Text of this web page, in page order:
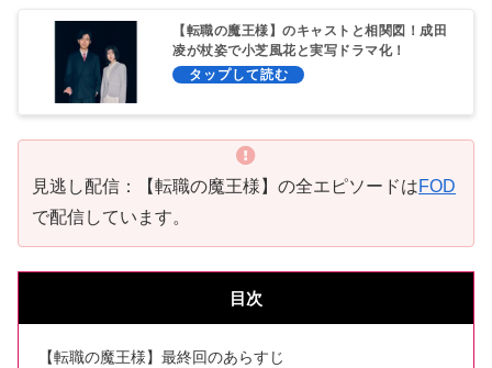
【転職の魔王様】のキャストと相関図！成田
凌が杖姿で小芝風花と実写ドラマ化！
見逃し配信：【転職の魔王様】の全エピソードはFOD
で配信しています。
目次
【転職の魔王様】最終回のあらすじ